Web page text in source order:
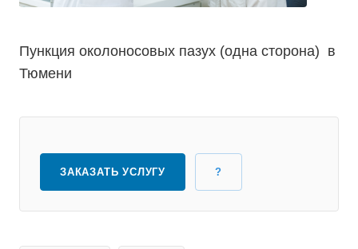
Пункция околоносовых пазух (одна сторона) в
Тюмени
ЗАКАЗАТЬ УСЛУГУ ?